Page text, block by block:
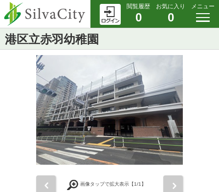
閲覧履歴
0
お気に入り
0
メニュー
港区立赤羽幼稚園
画像タップで拡大表示【1/1】